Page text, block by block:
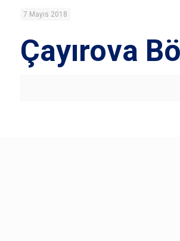
7 Mayıs 2018
Çayırova